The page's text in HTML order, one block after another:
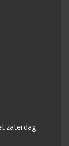
zaterdag